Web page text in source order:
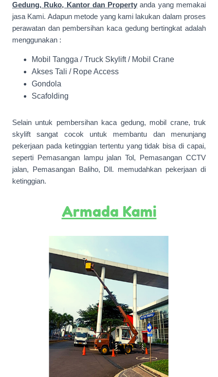
Gedung, Ruko, Kantor dan Property anda yang memakai
jasa Kami. Adapun metode yang kami lakukan dalam proses
perawatan dan pembersihan kaca gedung bertingkat adalah
menggunakan :
Mobil Tangga / Truck Skylift / Mobil Crane
Akses Tali / Rope Access
Gondola
Scafolding
Selain untuk pembersihan kaca gedung, mobil crane, truk
skylift sangat cocok untuk membantu dan menunjang
pekerjaan pada ketinggian tertentu yang tidak bisa di capai,
seperti Pemasangan lampu jalan Tol, Pemasangan CCTV
jalan, Pemasangan Baliho, Dll. memudahkan pekerjaan di
ketinggian.
Armada Kami